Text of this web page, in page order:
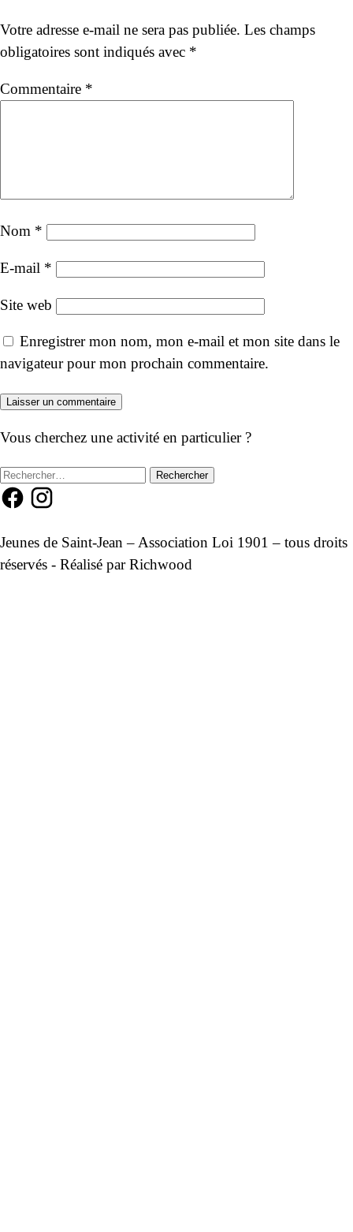
l’article
Votre adresse e-mail ne sera pas publiée. Les champs
obligatoires sont indiqués avec *
Commentaire *
Nom *
E-mail *
Site web
Enregistrer mon nom, mon e-mail et mon site dans le
navigateur pour mon prochain commentaire.
Vous cherchez une activité en particulier ?
Rechercher :
Jeunes de Saint-Jean – Association Loi 1901 – tous droits
réservés - Réalisé parRichwood